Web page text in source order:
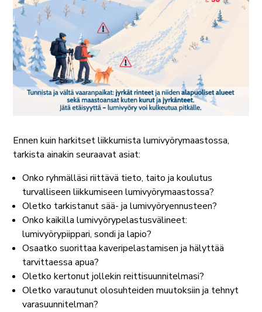
Ennen kuin harkitset liikkumista lumivyörymaastossa,
tarkista ainakin seuraavat asiat:
Onko ryhmälläsi riittävä tieto, taito ja koulutus
turvalliseen liikkumiseen lumivyörymaastossa?
Oletko tarkistanut sää- ja lumivyöryennusteen?
Onko kaikilla lumivyörypelastusvälineet:
lumivyörypiippari, sondi ja lapio?
Osaatko suorittaa kaveripelastamisen ja hälyttää
tarvittaessa apua?
Oletko kertonut jollekin reittisuunnitelmasi?
Oletko varautunut olosuhteiden muutoksiin ja tehnyt
varasuunnitelman?